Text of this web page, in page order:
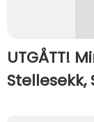
UTGÅTT!